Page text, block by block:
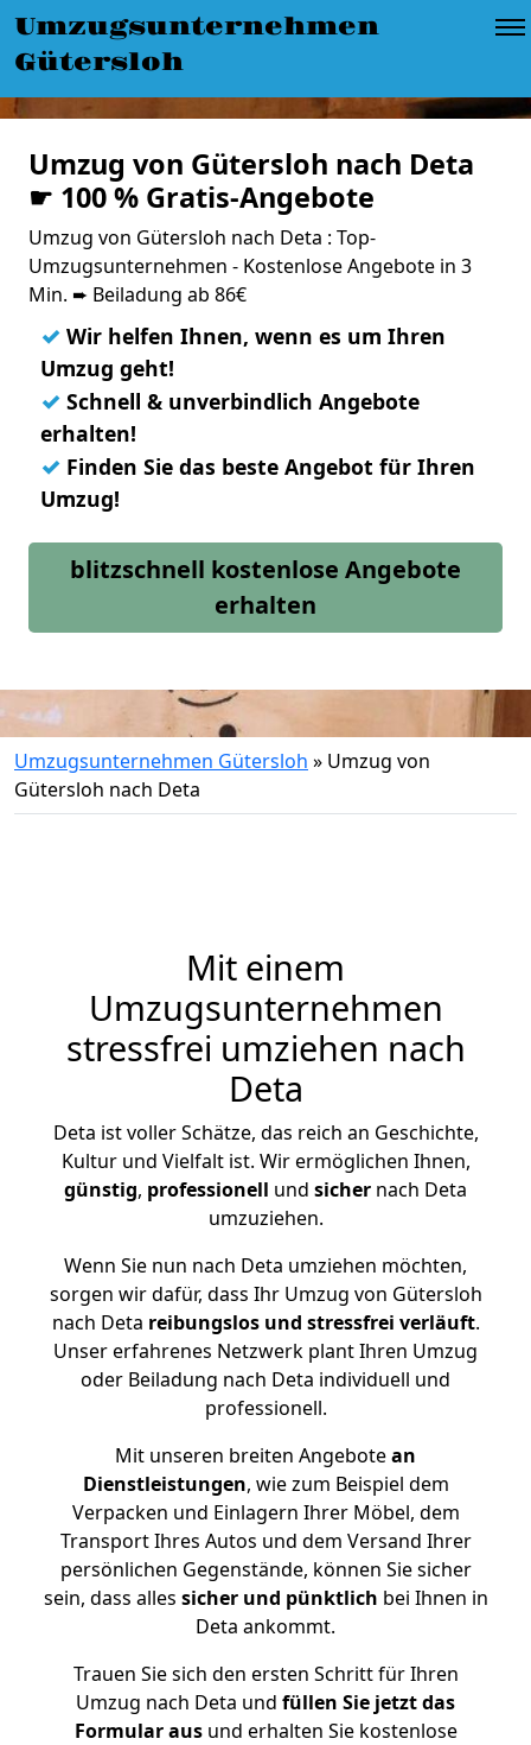
Umzugsunternehmen
Gütersloh
Umzug von Gütersloh nach Deta
☛ 100 % Gratis-Angebote
Umzug von Gütersloh nach Deta : Top-
Umzugsunternehmen - Kostenlose Angebote in 3
Min. ➨ Beiladung ab 86€
✓ Wir helfen Ihnen, wenn es um Ihren
Umzug geht!
✓ Schnell & unverbindlich Angebote
erhalten!
✓ Finden Sie das beste Angebot für Ihren
Umzug!
blitzschnell kostenlose Angebote
erhalten
Umzugsunternehmen Gütersloh » Umzug von
Gütersloh nach Deta
Mit einem
Umzugsunternehmen
stressfrei umziehen nach
Deta
Deta ist voller Schätze, das reich an Geschichte,
Kultur und Vielfalt ist. Wir ermöglichen Ihnen,
günstig, professionell und sicher nach Deta
umzuziehen.
Wenn Sie nun nach Deta umziehen möchten,
sorgen wir dafür, dass Ihr Umzug von Gütersloh
nach Deta reibungslos und stressfrei verläuft.
Unser erfahrenes Netzwerk plant Ihren Umzug
oder Beiladung nach Deta individuell und
professionell.
Mit unseren breiten Angebotean
Dienstleistungen, wie zum Beispiel dem
Verpacken und Einlagern Ihrer Möbel, dem
Transport Ihres Autos und dem Versand Ihrer
persönlichen Gegenstände, können Sie sicher
sein, dass alles sicher und pünktlich bei Ihnen in
Deta ankommt.
Trauen Sie sich den ersten Schritt für Ihren
Umzug nach Deta und füllen Sie jetzt das
Formular ausund erhalten Sie kostenlose